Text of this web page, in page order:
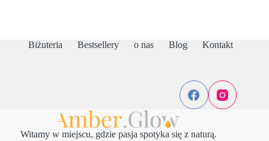
Biżuteria Bestsellery o nas Blog Kontakt
Witamy w miejscu, gdzie pasja spotyka się z naturą.